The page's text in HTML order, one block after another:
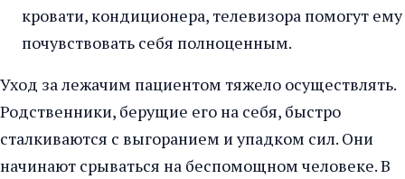
кровати, кондиционера, телевизора помогут ему
почувствовать себя полноценным.
Уход за лежачим пациентом тяжело осуществлять.
Родственники, берущие его на себя, быстро
сталкиваются с выгоранием и упадком сил. Они
начинают срываться на беспомощном человеке. В